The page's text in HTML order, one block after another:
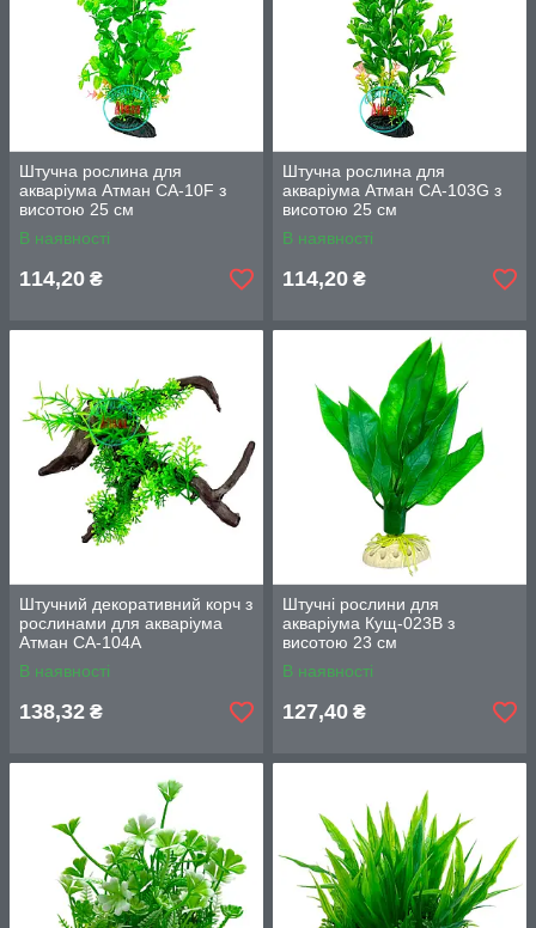
Штучна рослина для
акваріума Атман CA-10F з
висотою 25 см
В наявності
114,20 ₴
Штучна рослина для
акваріума Атман CA-103G з
висотою 25 см
В наявності
114,20 ₴
Штучний декоративний корч з
рослинами для акваріума
Атман CA-104A
В наявності
138,32 ₴
Штучні рослини для
акваріума Кущ-023B з
висотою 23 см
В наявності
127,40 ₴